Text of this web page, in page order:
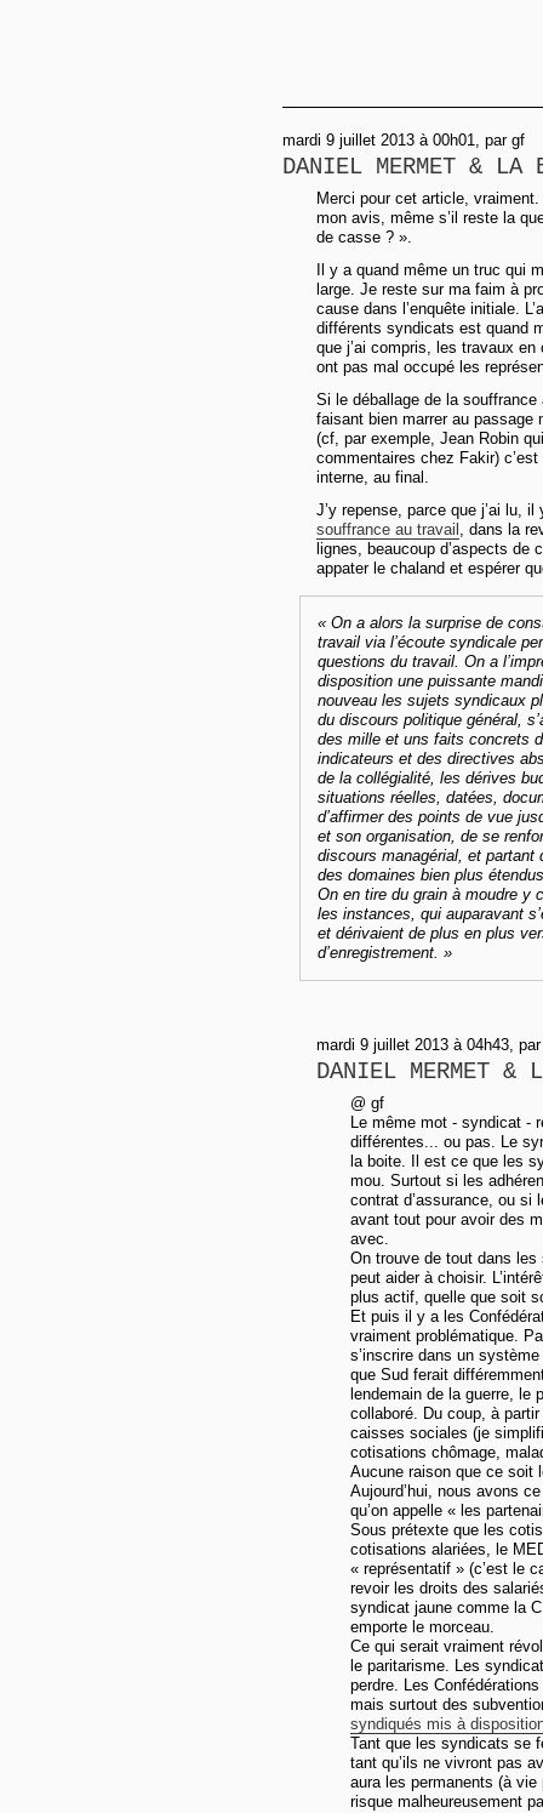
mardi 9 juillet 2013 à 00h01, par gf
DANIEL MERMET & LA
Merci pour cet article,
mon avis, même s’il reste la
de casse ? ».
Il y a quand même un truc qui
large. Je reste sur ma faim à
cause dans l’enquête initiale.
différents syndicats est quand
que j’ai compris, les travaux
ont pas mal occupé les
Si le déballage de la
faisant bien marrer au passage
(cf, par exemple, Jean Robin
commentaires chez Fakir)
interne, au final.
J’y repense, parce que j’ai lu,
souffrance au travail , dans la
lignes, beaucoup d’aspects
appater le chaland et espérer
« On a alors la surprise de
travail via l’écoute syndicale
questions du travail. On a
disposition une puissante
nouveau les sujets syndicaux
du discours politique général,
des mille et uns faits concrets
indicateurs et des directives
de la collégialité, les dérives
situations réelles, datées,
d’affirmer des points de vue
et son organisation, de se
discours managérial, et
des domaines bien plus
On en tire du grain à moudre y
les instances, qui auparavant
et dérivaient de plus en plus
d’enregistrement. »
mardi 9 juillet 2013 à 04h43,
DANIEL MERMET &
@ gf
Le même mot - syndicat -
différentes... ou pas. Le
la boite. Il est ce que les
mou. Surtout si les
contrat d’assurance, ou
avant tout pour avoir des
avec.
On trouve de tout dans les
peut aider à choisir.
plus actif, quelle que soit
Et puis il y a les
vraiment problématique.
s’inscrire dans un
que Sud ferait
lendemain de la guerre, le
collaboré. Du coup, à
caisses sociales (je
cotisations chômage,
Aucune raison que ce soit
Aujourd’hui, nous avons
qu’on appelle « les
Sous prétexte que les
cotisations alariées, le
« représentatif » (c’est le
revoir les droits des
syndicat jaune comme la
emporte le morceau.
Ce qui serait vraiment
le paritarisme. Les
perdre. Les
mais surtout des
syndiqués mis à
Tant que les syndicats se
tant qu’ils ne vivront pas
aura les permanents (à
risque malheureusement